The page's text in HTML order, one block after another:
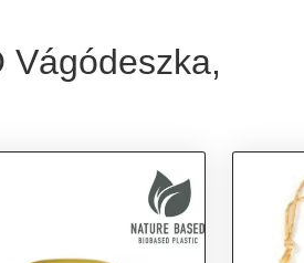
Vágódeszka,